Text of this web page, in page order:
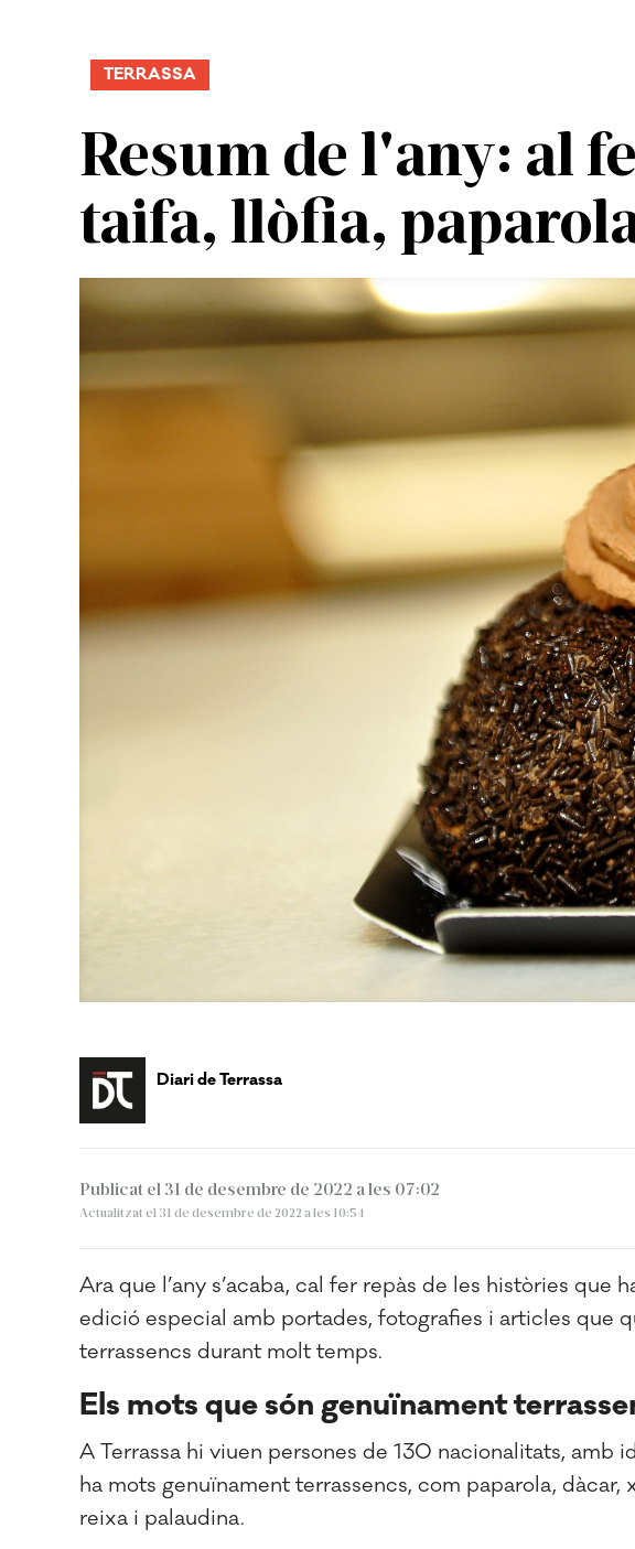
Resum de l'any: al
taifa, llòfia,
TERRASSA
Diari de Terrassa
Publicat el 31 de desembre de 2022 a les 07:02
Actualitzat el 31 de desembre de 2022 a les 10:54
Ara que l’any s’acaba, cal fer repàs de les històries que
edició especial amb portades, fotografies i articles que
terrassencs durant molt temps.
Els mots que són genuïnament
A Terrassa hi viuen persones de 130 nacionalitats, amb
ha mots genuïnament terrassencs, com paparola, dàcar,
reixa i palaudina.